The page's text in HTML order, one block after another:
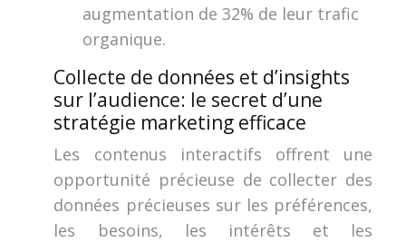
augmentation de 32% de leur trafic
organique.
Collecte de données et d’insights
sur l’audience: le secret d’une
stratégie marketing efficace
Les contenus interactifs offrent une
opportunité précieuse de collecter des
données précieuses sur les préférences,
les besoins, les intérêts et les